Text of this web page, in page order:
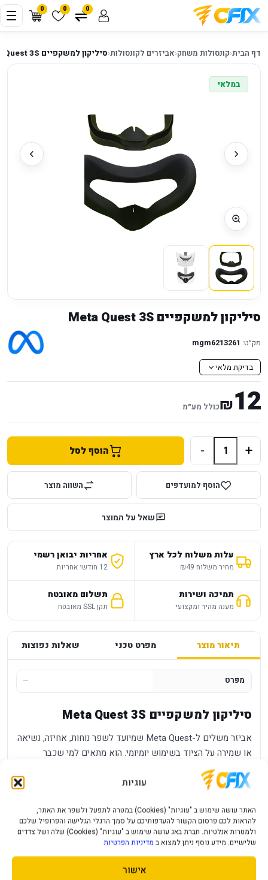
עוגיות
האתר עושה שימוש ב "עוגיות" (Cookies) במטרה לתפעל ולשפר את האתר,
להראות לכם פרסום הקשור להעדפותיכם על סמך הרגלי הגלישה והפרופיל שלכם
ולמטרות אנלטיות. חברת באג עושה שימוש ב "עוגיות" (Cookies) שלה ושל צדדים
שלישיים. מידע נוסף ניתן למצוא ב מדיניות הפרטיות
אישור
0 0 0
דף הבית‹קונסולות משחק‹אביזרים לקונסולות‹סיליקון למשקפיים Meta Quest 3S
במלאי
סיליקון למשקפיים Meta Quest 3S
מק״ט: mgm6213261
בדיקת מלאי
12
₪כולל מע״מ
+
- הוסף לסל
הוסף למועדפים השווה מוצר
שאל על המוצר
עלות משלוח לכל ארץ
מחיר משלוח ₪49
אחריות יבואן רשמי
12 חודשי אחריות
תמיכה ושירות
מענה מהיר ומקצועי
תשלום מאובטח
תקן SSL מאובטח
תיאור מוצר מפרט טכני שאלות נפוצות
מפרט —
סיליקון למשקפיים Meta Quest 3S
אביזר משלים ל-Meta Quest שמיועד לשפר נוחות, אחיזה, נשיאה
או שמירה על הציוד בשימוש יומיומי. הוא מתאים למי שכבר
משתמש במערכת ורוצה להפוך את החוויה למסודרת ונוחה יותר.
יתרונות מרכזיים
עוזר להגן על הציוד או לשפר את התחושה בזמן שימוש ממושך.
מתאים כהשלמה לערכת VR או לקונסולה קיימת.
שימושי בבית, בנסיעות או בשימוש משותף בין כמה משתמשים.